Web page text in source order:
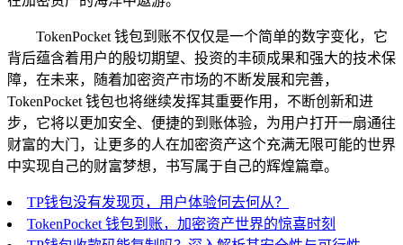
TokenPocket 钱包到账不仅仅是一个简单的数字变化，它
背后蕴含着用户的殷切期望、投资的丰硕成果和强大的技术保
障，在未来，随着加密资产市场的不断发展和完善，
TokenPocket 钱包也将继续发挥其重要作用，不断创新和进
步，它将以更加安全、便捷的到账体验，为用户打开一扇通往
财富的大门，让更多的人在加密资产这个充满无限可能的世界
中实现自己的财富梦想，书写属于自己的辉煌篇章。
TP钱包没有发现页，用户体验何去何从？
TokenPocket 钱包到账，加密资产世界的惊喜时刻